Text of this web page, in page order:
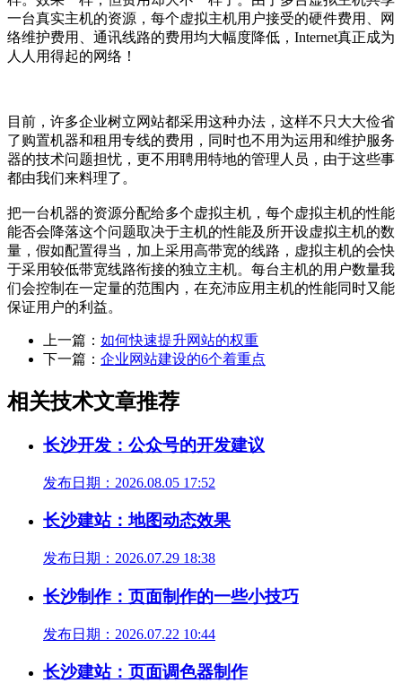
一台真实主机的资源，每个虚拟主机用户接受的硬件费用、网
络维护费用、通讯线路的费用均大幅度降低，Internet真正成为
人人用得起的网络！
目前，许多企业树立网站都采用这种办法，这样不只大大俭省
了购置机器和租用专线的费用，同时也不用为运用和维护服务
器的技术问题担忧，更不用聘用特地的管理人员，由于这些事
都由我们来料理了。
把一台机器的资源分配给多个虚拟主机，每个虚拟主机的性能
能否会降落这个问题取决于主机的性能及所开设虚拟主机的数
量，假如配置得当，加上采用高带宽的线路，虚拟主机的会快
于采用较低带宽线路衔接的独立主机。每台主机的用户数量我
们会控制在一定量的范围内，在充沛应用主机的性能同时又能
保证用户的利益。
上一篇： 如何快速提升网站的权重
下一篇： 企业网站建设的6个着重点
相关技术文章推荐
长沙开发：公众号的开发建议
发布日期：2026.08.05 17:52
长沙建站：地图动态效果
发布日期：2026.07.29 18:38
长沙制作：页面制作的一些小技巧
发布日期：2026.07.22 10:44
长沙建站：页面调色器制作